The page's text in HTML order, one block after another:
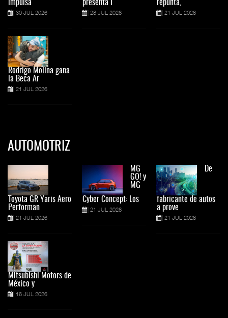
impulsa
30 JUL 2026
Rodrigo Molina gana
la Beca Ar
21 JUL 2026
presenta l
28 JUL 2026
repunta,
21 JUL 2026
AUTOMOTRIZ
Toyota GR Yaris Aero
Performan
21 JUL 2026
Mitsubishi Motors de
México y
16 JUL 2026
MG
GO! y
MG
Cyber Concept: Los
21 JUL 2026
De
fabricante de autos
a prove
21 JUL 2026